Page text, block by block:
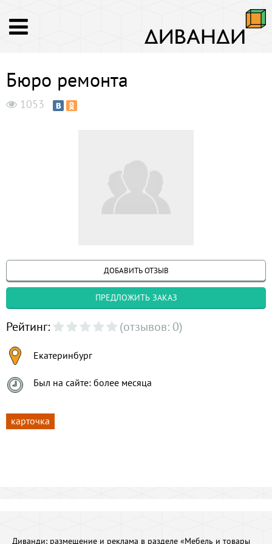
Бюро ремонта
1053
ДОБАВИТЬ ОТЗЫВ
ПРЕДЛОЖИТЬ ЗАКАЗ
Рейтинг: (отзывов: 0)
Екатеринбург
Был на сайте: более месяца
карточка
Диванди: размещение и реклама в разделе «Мебель и товары